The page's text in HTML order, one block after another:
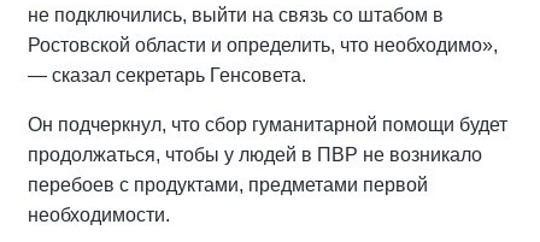
не подключились, выйти на связь со штабом в
Ростовской области и определить, что необходимо»,
— сказал секретарь Генсовета.
Он подчеркнул, что сбор гуманитарной помощи будет
продолжаться, чтобы у людей в ПВР не возникало
перебоев с продуктами, предметами первой
необходимости.